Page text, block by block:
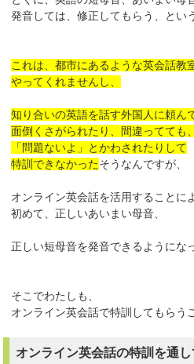
発音しては、修正してもらう、とい
これは、都市にあるような英会話教
やってくれませんし、
知り合いの英語を話す外国人に頼ん
面倒くさがられたり、間違ってても、
「問題ないよ」とかわされたりして
特訓できなかったそうなんですが、
オンライン英会話を活用することに
初めて、正しいあいまい母音、
正しい短母音を発音できるようにな
そこでわたしも、
オンライン英会話で特訓してもらう
オンライン英会話の特訓を通し